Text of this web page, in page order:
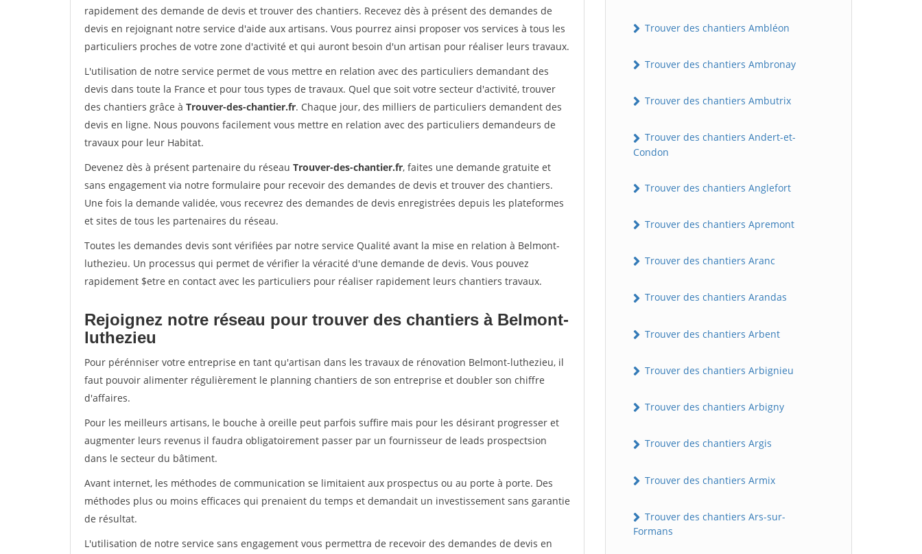
rapidement des demande de devis et trouver des chantiers. Recevez dès à présent des demandes de
devis en rejoignant notre service d'aide aux artisans. Vous pourrez ainsi proposer vos services à tous les
particuliers proches de votre zone d'activité et qui auront besoin d'un artisan pour réaliser leurs travaux.
L'utilisation de notre service permet de vous mettre en relation avec des particuliers demandant des
devis dans toute la France et pour tous types de travaux. Quel que soit votre secteur d'activité, trouver
des chantiers grâce à Trouver-des-chantier.fr. Chaque jour, des milliers de particuliers demandent des
devis en ligne. Nous pouvons facilement vous mettre en relation avec des particuliers demandeurs de
travaux pour leur Habitat.
Devenez dès à présent partenaire du réseau Trouver-des-chantier.fr, faites une demande gratuite et
sans engagement via notre formulaire pour recevoir des demandes de devis et trouver des chantiers.
Une fois la demande validée, vous recevrez des demandes de devis enregistrées depuis les plateformes
et sites de tous les partenaires du réseau.
Toutes les demandes devis sont vérifiées par notre service Qualité avant la mise en relation à Belmont-
luthezieu. Un processus qui permet de vérifier la véracité d'une demande de devis. Vous pouvez
rapidement $etre en contact avec les particuliers pour réaliser rapidement leurs chantiers travaux.
Rejoignez notre réseau pour trouver des chantiers à Belmont-
luthezieu
Pour pérénniser votre entreprise en tant qu'artisan dans les travaux de rénovation Belmont-luthezieu, il
faut pouvoir alimenter régulièrement le planning chantiers de son entreprise et doubler son chiffre
d'affaires.
Pour les meilleurs artisans, le bouche à oreille peut parfois suffire mais pour les désirant progresser et
augmenter leurs revenus il faudra obligatoirement passer par un fournisseur de leads prospectsion
dans le secteur du bâtiment.
Avant internet, les méthodes de communication se limitaient aux prospectus ou au porte à porte. Des
méthodes plus ou moins efficaces qui prenaient du temps et demandait un investissement sans garantie
de résultat.
L'utilisation de notre service sans engagement vous permettra de recevoir des demandes de devis en
Trouver des chantiers Ambléon
Trouver des chantiers Ambronay
Trouver des chantiers Ambutrix
Trouver des chantiers Andert-et-
Condon
Trouver des chantiers Anglefort
Trouver des chantiers Apremont
Trouver des chantiers Aranc
Trouver des chantiers Arandas
Trouver des chantiers Arbent
Trouver des chantiers Arbignieu
Trouver des chantiers Arbigny
Trouver des chantiers Argis
Trouver des chantiers Armix
Trouver des chantiers Ars-sur-
Formans